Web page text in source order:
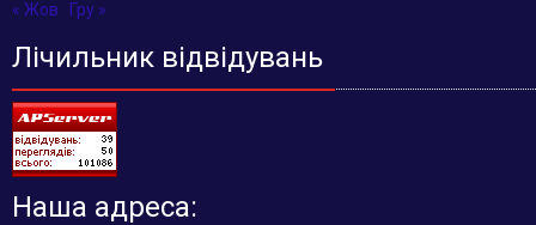
« Жов Гру »
Лічильник відвідувань
Наша адреса: